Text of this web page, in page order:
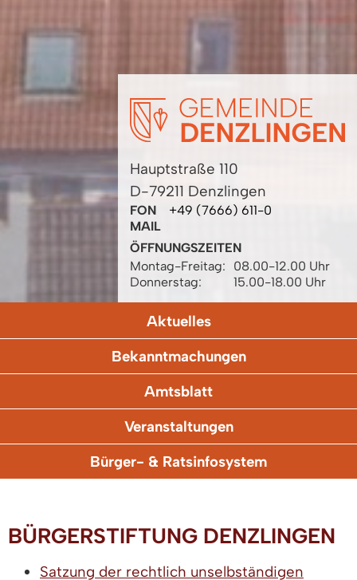
Hauptstraße 110
D-79211 Denzlingen
FON
+49 (7666) 611-0
MAIL
ÖFFNUNGSZEITEN
Montag-Freitag:
08.00-12.00 Uhr
Donnerstag:
15.00-18.00 Uhr
Aktuelles
Bekanntmachungen
Amtsblatt
Veranstaltungen
Bürger- & Ratsinfosystem
BÜRGERSTIFTUNG DENZLINGEN
Satzung der rechtlich unselbständigen